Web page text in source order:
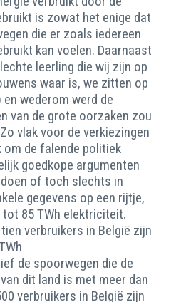
is zowat het enige dat
die er zoals iedereen
kan voelen. Daarnaast
leerling die wij zijn op
waar is, we zitten op
wederom werd de
van de grote oorzaken zou
vlak voor de verkiezingen
om de falende politiek
goedkope argumenten
of toch slechts in
gegevens op een rijtje,
85 TWh elektriciteit.
verbruikers in België zijn
de spoorwegen die de
dit land is met meer dan
verbruikers in België zijn